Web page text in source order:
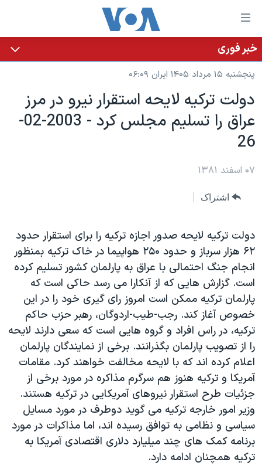
لینکهای
قابل
دسترسی
جهش
محتوای
اصلی
جهش
به
صفحه
جهش
جستجو
خانه
نسخه سبک وب‌سایت
موضوع ها
ایران
آمریکا
جهان
ویژه برنامه‌ها
ویدیوها
فرهنگ و زندگی
حقوق شهروندی
اقتصادی
علم و فناوری
اسرائیل در جنگ
گالری عکس
آرشیو پخش زنده
برنامه های تلویزیونی
جدول برنامه ها
صفحه‌های ویژه
۲۵۰سالگی آمریکا
بایگانی برنامه‌های تلویزیونی
مستندها
انتخابات ریاست جمهوری آمریکا ۲۰۲۴
حمله جمهوری اسلامی به اسرائیل
رمز مهسا
ورزش زنان در ایران
اعتراضات زن، زندگی، آزادی
مجموعه مستندهای دادخواهی
تریبونال مردمی آبان ۹۸
دادگاه حمید نوری
چهل سال گروگان‌گیری
فرکانس‌های صدای آمریکا
یادگیری زبان انگلیسی
دنبال کنید
زبانهای مختلف
خبر فوری
پنجشنبه ۱۵ مرداد ۱۴۰۵ ایران ۰۶:۰۹
دولت ترکيه لايحه استقرار نيرو در مرز
عراق را تسليم مجلس کرد - 2003-02-
26
۰۷ اسفند ۱۳۸۱
اشتراک
دولت ترکيه لايحه صدور اجازه ترکيه را برای استقرار حدود
۶۲ هزار سرباز و حدود ۲۵۰ هواپيما در خاک ترکيه بمنظور
انجام جنگ احتمالی با عراق به پارلمان کشور تسليم کرده
است. گزارش هايی که از آنکارا می رسد حاکی است که
پارلمان ترکيه ممکن است امروز رای گيری خود را در اين
خصوص آغاز کند. رجب-طيب-اردوگان، رهبر حزب حاکم
ترکيه، در راس افراد و گروه هايی است که سعی دارند لايحه
را از تصويب پارلمان بگذرانند. برخی از نمايندگان پارلمان
اعلام کرده اند که با لايحه مخالفت خواهند کرد. مقامات
آمريکا و ترکيه هنوز هم سرگرم مذاکره در مورد برخی از
جزئيات طرح استقرار نيروهای آمريکايی در ترکيه هستند.
وزير امور خارجه ترکيه می گويد دوطرف در مورد مسايل
سياسی و نظامی به توافق رسيده اند، اما مذاکرات در مورد
برنامه کمک های چند ميليارد دلاری اقتصادی آمريکا به
ترکيه همچنان ادامه دارد.